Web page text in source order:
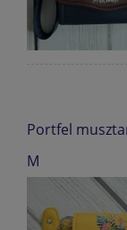
Portfel
M